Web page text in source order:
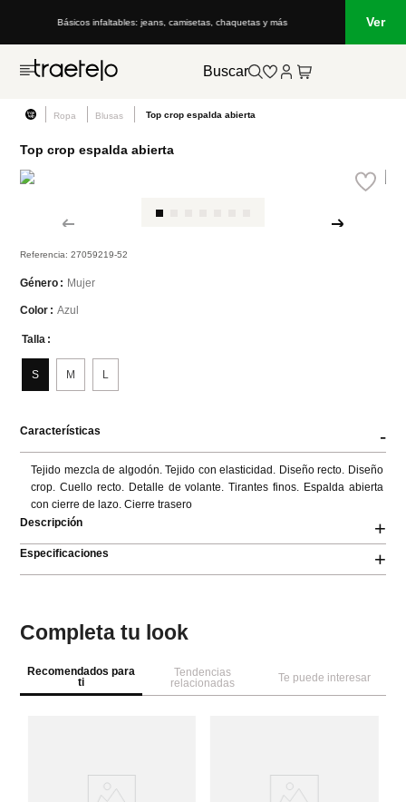
Básicos infaltables: jeans, camisetas, chaquetas y más Ver
Buscar
Ropa Blusas Top crop espalda abierta
Top crop espalda abierta
Referencia:27059219-52
Género Mujer
Color Azul
Talla
L
M
S
Características -
Tejido mezcla de algodón. Tejido con elasticidad. Diseño recto. Diseño
crop. Cuello recto. Detalle de volante. Tirantes finos. Espalda abierta
con cierre de lazo. Cierre trasero
Descripción
+
Especificaciones +
Completa tu look
Recomendados para
ti
Tendencias
relacionadas
Te puede interesar